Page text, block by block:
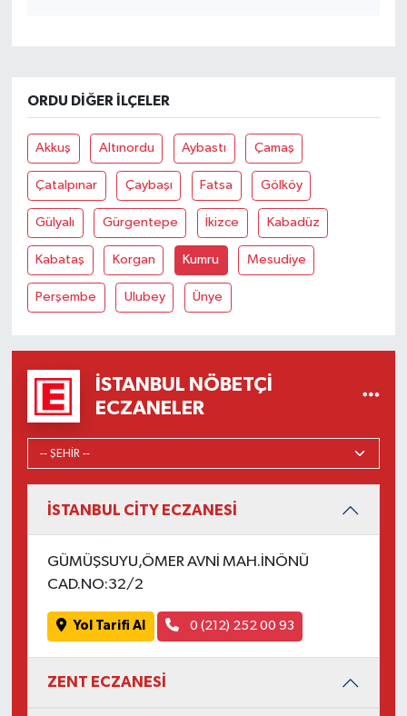
ORDU DIĞER İLÇELER
Akkuş Altınordu Aybastı Çamaş
Çatalpınar Çaybaşı Fatsa Gölköy
Gülyalı Gürgentepe İkizce Kabadüz
Kabataş Korgan Kumru Mesudiye
Perşembe Ulubey Ünye
İSTANBUL NÖBETÇI
ECZANELER
İSTANBUL CİTY ECZANESİ
GÜMÜŞSUYU,ÖMER AVNİ MAH.İNÖNÜ
CAD.NO:32/2
Yol Tarifi Al 0 (212) 252 00 93
ZENT ECZANESİ